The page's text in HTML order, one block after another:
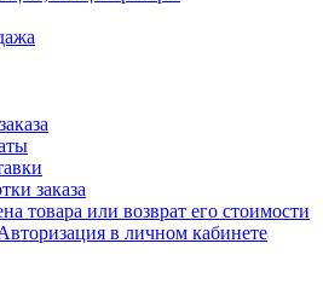
заказа
товара или возврат его стоимости
в личном кабинете